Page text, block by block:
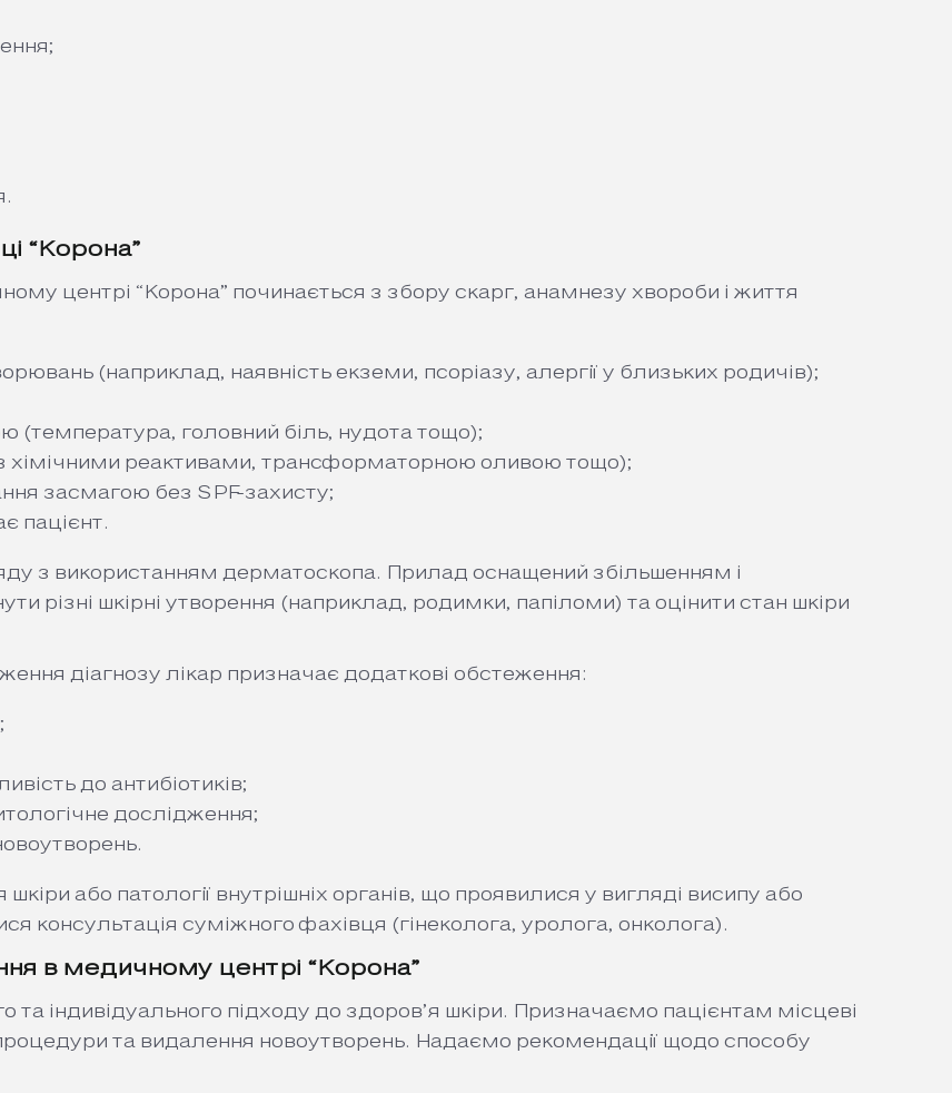
“Корона”
центрі “Корона” починається з збору скарг, анамнезу хвороби і життя
(наприклад, наявність екземи, псоріазу, алергії у близьких родичів);
(температура, головний біль, нудота тощо);
з хімічними реактивами, трансформаторною оливою тощо);
засмагою без SPF-захисту;
пацієнт.
з використанням дерматоскопа. Прилад оснащений збільшенням і
різні шкірні утворення (наприклад, родимки, папіломи) та оцінити стан шкіри
діагнозу лікар призначає додаткові обстеження:
до антибіотиків;
дослідження;
або патології внутрішніх органів, що проявилися у вигляді висипу або
консультація суміжного фахівця (гінеколога, уролога, онколога).
в медичному центрі “Корона”
індивідуального підходу до здоров’я шкіри. Призначаємо пацієнтам місцеві
та видалення новоутворень. Надаємо рекомендації щодо способу